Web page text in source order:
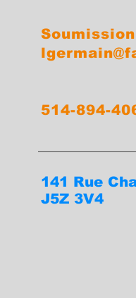
514-894-
141 Rue
J5Z 3V4